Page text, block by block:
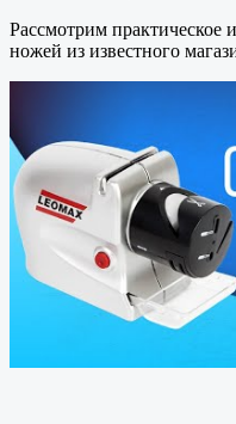
Рассмотрим практическое
ножей из известного